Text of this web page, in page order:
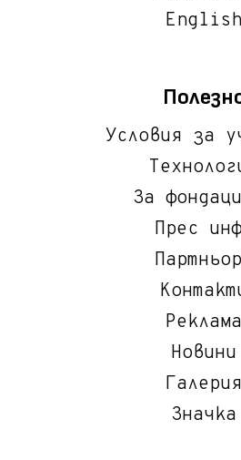
English
Условия за
За
Прес
Реклама
Новини
Галерия
Значка